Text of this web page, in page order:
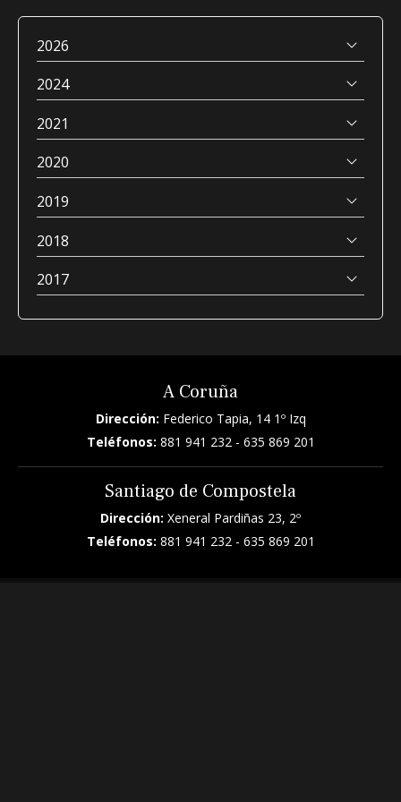
2026
2024
2021
2020
2019
2018
2017
A Coruña
Dirección: Federico Tapia, 14 1º Izq
Teléfonos: 881 941 232 - 635 869 201
Santiago de Compostela
Dirección: Xeneral Pardiñas 23, 2º
Teléfonos: 881 941 232 - 635 869 201